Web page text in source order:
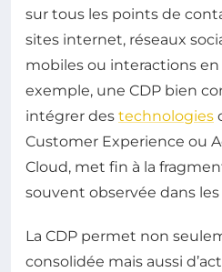
sur tous les points de
sites internet, réseaux
mobiles ou interactions en
exemple, une CDP bien
intégrer des technologies
Customer Experience ou
Cloud, met fin à la
souvent observée dans
La CDP permet non
consolidée mais aussi